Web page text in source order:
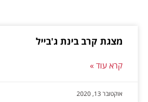
מצגת קרב בינת ג'בייל
קרא עוד »
אוקטובר 13, 2020